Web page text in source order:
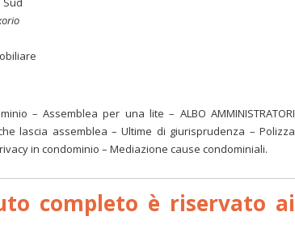
– Assemblea per una lite – ALBO AMMINISTRATORI
che lascia assemblea – Ultime di giurisprudenza – Polizza
in condominio – Mediazione cause condominiali.
completo è riservato ai